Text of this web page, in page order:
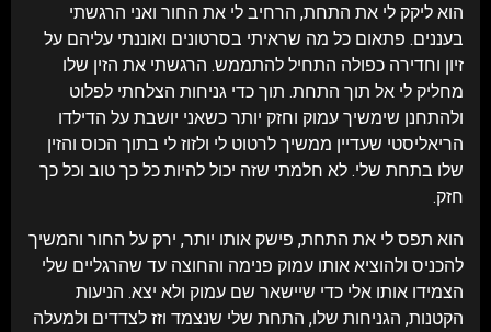
הוא ליקק לי את התחת, הרחיב לי את החור ואני הרגשתי
בעננים. פתאום כל מה שראיתי בסרטונים ואוננתי עליהם על
זיון וחדירה כפולה התחיל להתממש. הרגשתי את הזין שלו
מחליק לי אל תוך התחת. תוך כדי גניחות הצלחתי לפלוט
ולהתחנן שימשיך עמוק וחזק יותר כשאני יושבת על הדילדו
הריאליסטי שעדיין ממשיך לרטוט לי ולזוז לי בתוך הכוס והזין
שלו בתחת שלי. לא חלמתי שזה יכול להיות כל כך טוב וכל כך
חזק.
הוא תפס לי את התחת, פישק אותו יותר, ירק על החור והמשיך
להכניס ולהוציא אותו עמוק פנימה והחוצה עד שהרגליים שלי
הצמידו אותו אלי כדי שיישאר שם עמוק ולא יצא. הניעות
הקטנות, הגניחות שלו, התחת שלי שנצמד וזז לצדדים ולמעלה